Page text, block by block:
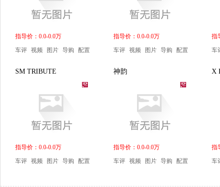
指导价：0.0-0.0万
车评 视频 图片 导购 配置
指导价：0.0-0.0万
车评 视频 图片 导购 配置
指
车
SM TRIBUTE
指导价：0.0-0.0万
车评 视频 图片 导购 配置
神韵
指导价：0.0-0.0万
车评 视频 图片 导购 配置
X
指
车